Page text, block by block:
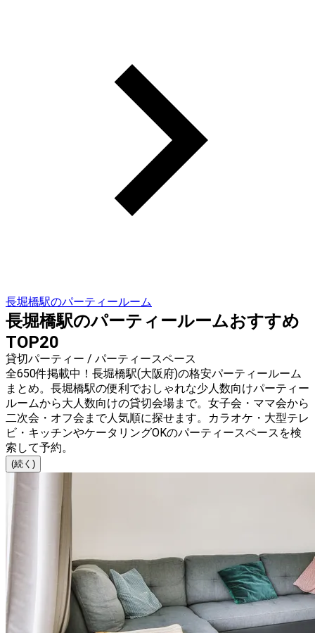
長堀橋駅のパーティールーム
長堀橋駅のパーティールームおすすめ
TOP20
貸切パーティー / パーティースペース
全650件掲載中！長堀橋駅(大阪府)の格安パーティールーム
まとめ。長堀橋駅の便利でおしゃれな少人数向けパーティー
ルームから大人数向けの貸切会場まで。女子会・ママ会から
二次会・オフ会まで人気順に探せます。カラオケ・大型テレ
ビ・キッチンやケータリングOKのパーティースペースを検
索して予約。
(続く)